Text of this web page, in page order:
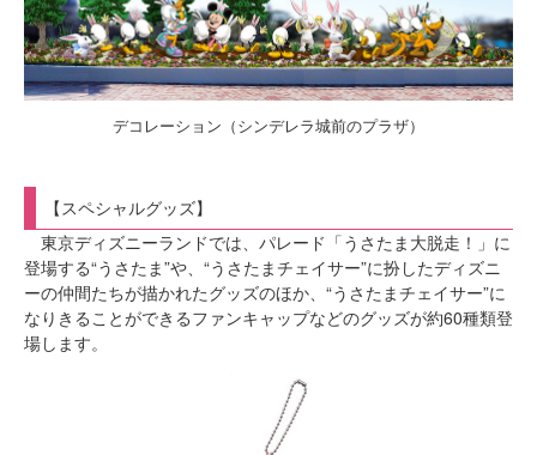
デコレーション（シンデレラ城前のプラザ）
【スペシャルグッズ】
東京ディズニーランドでは、パレード「うさたま大脱走！」に
登場する“うさたま”や、“うさたまチェイサー”に扮したディズニ
ーの仲間たちが描かれたグッズのほか、“うさたまチェイサー”に
なりきることができるファンキャップなどのグッズが約60種類登
場します。